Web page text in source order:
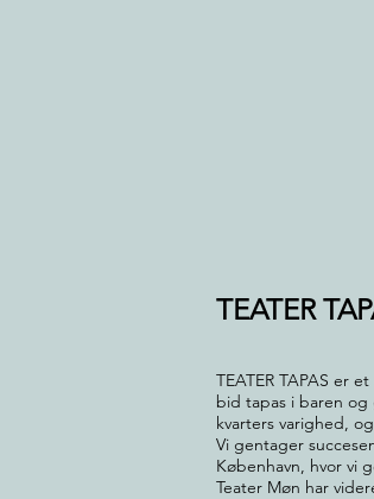
TEATER
TEATER TAPAS er
bid tapas i baren
kvarters varighed,
Vi gentager
København, hvor vi
Teater Møn har